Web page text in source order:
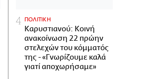
ΠΟΛΙΤΙΚΗ
Καρυστιανού: Κοινή
ανακοίνωση 22 πρώην
στελεχών του κόμματός
της - «Γνωρίζουμε καλά
γιατί αποχωρήσαμε»